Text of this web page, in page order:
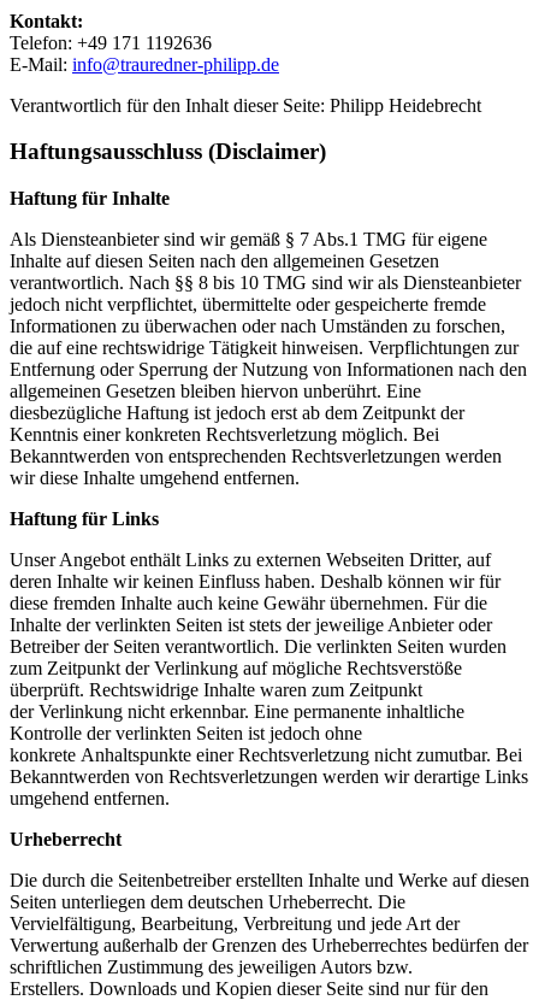
Kontakt:
Telefon: +49 171 1192636
E-Mail: info@trauredner-philipp.de
Verantwortlich für den Inhalt dieser Seite: Philipp Heidebrecht
Haftungsausschluss (Disclaimer)
Haftung für Inhalte
Als Diensteanbieter sind wir gemäß § 7 Abs.1 TMG für eigene
Inhalte auf diesen Seiten nach den allgemeinen Gesetzen
verantwortlich. Nach §§ 8 bis 10 TMG sind wir als Diensteanbieter
jedoch nicht verpflichtet, übermittelte oder gespeicherte fremde
Informationen zu überwachen oder nach Umständen zu forschen,
die auf eine rechtswidrige Tätigkeit hinweisen. Verpflichtungen zur
Entfernung oder Sperrung der Nutzung von Informationen nach den
allgemeinen Gesetzen bleiben hiervon unberührt. Eine
diesbezügliche Haftung ist jedoch erst ab dem Zeitpunkt der
Kenntnis einer konkreten Rechtsverletzung möglich. Bei
Bekanntwerden von entsprechenden Rechtsverletzungen werden
wir diese Inhalte umgehend entfernen.
Haftung für Links
Unser Angebot enthält Links zu externen Webseiten Dritter, auf
deren Inhalte wir keinen Einfluss haben. Deshalb können wir für
diese fremden Inhalte auch keine Gewähr übernehmen. Für die
Inhalte der verlinkten Seiten ist stets der jeweilige Anbieter oder
Betreiber der Seiten verantwortlich. Die verlinkten Seiten wurden
zum Zeitpunkt der Verlinkung auf mögliche Rechtsverstöße
überprüft. Rechtswidrige Inhalte waren zum Zeitpunkt
der Verlinkung nicht erkennbar. Eine permanente inhaltliche
Kontrolle der verlinkten Seiten ist jedoch ohne
konkrete Anhaltspunkte einer Rechtsverletzung nicht zumutbar. Bei
Bekanntwerden von Rechtsverletzungen werden wir derartige Links
umgehend entfernen.
Urheberrecht
Die durch die Seitenbetreiber erstellten Inhalte und Werke auf diesen
Seiten unterliegen dem deutschen Urheberrecht. Die
Vervielfältigung, Bearbeitung, Verbreitung und jede Art der
Verwertung außerhalb der Grenzen des Urheberrechtes bedürfen der
schriftlichen Zustimmung des jeweiligen Autors bzw.
Erstellers. Downloads und Kopien dieser Seite sind nur für den